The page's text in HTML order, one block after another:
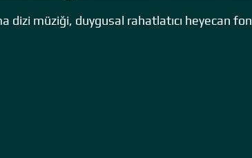
müziği, duygusal rahatlatıcı heyecan fon